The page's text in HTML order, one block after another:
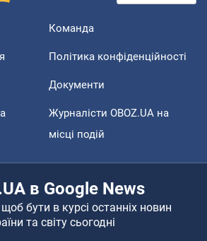
Команда
Політика конфіденційності
Документи
Журналісти OBOZ.UA на
місці подій
в Google News
бути в курсі останніх новин
та світу сьогодні